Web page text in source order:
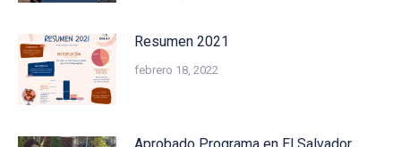
Resumen 2021
febrero 18, 2022